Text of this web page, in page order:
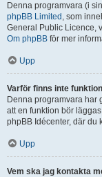
Denna programvara (i
phpBB Limited , som
General Public Licence,
Om phpBB för mer
Upp
Varför finns inte
Denna programvara har
att en funktion bör
phpBB Idécenter, där du
Upp
Vem ska jag kontakta